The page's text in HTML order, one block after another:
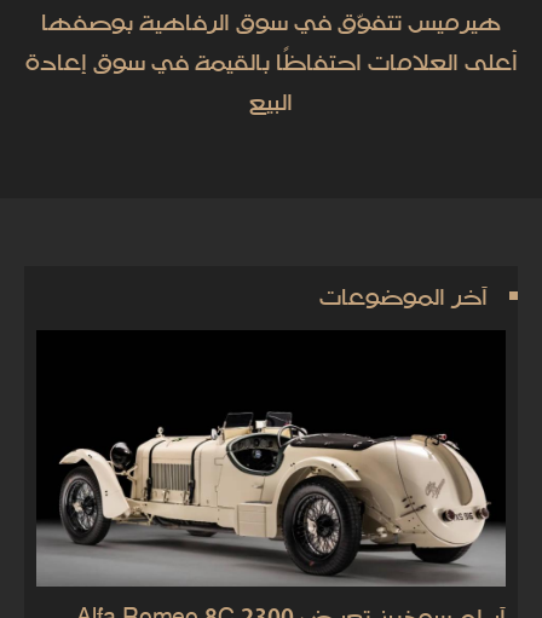
هيرميس تتفوّق في سوق الرفاهية بوصفها
أعلى العلامات احتفاظًا بالقيمة في سوق إعادة
البيع
آخر الموضوعات